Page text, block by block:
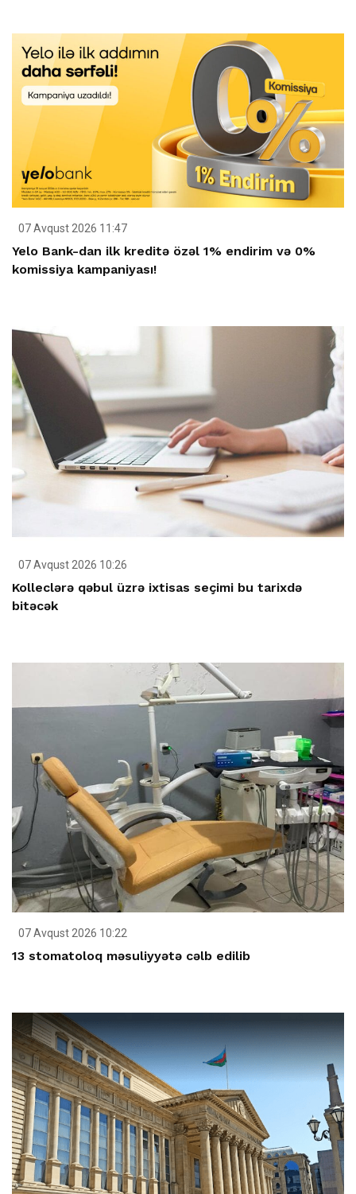
07 Avqust 2026 11:47
Yelo Bank-dan ilk kreditə özəl 1% endirim və 0%
komissiya kampaniyası!
07 Avqust 2026 10:26
Kolleclərə qəbul üzrə ixtisas seçimi bu tarixdə
bitəcək
07 Avqust 2026 10:22
13 stomatoloq məsuliyyətə cəlb edilib